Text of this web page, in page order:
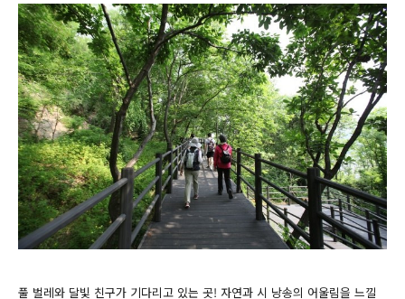
풀 벌레와 달빛 친구가 기다리고 있는 곳! 자연과 시 낭송의 어울림을 느낄